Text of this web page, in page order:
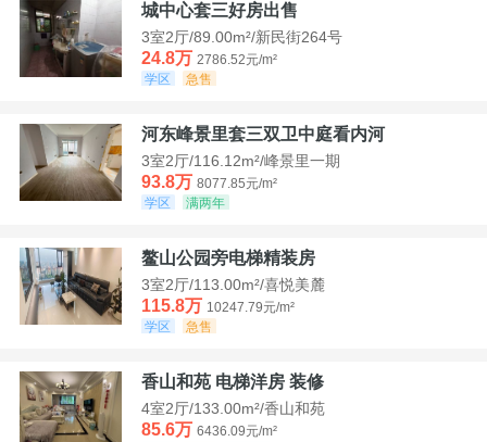
城中心套三好房出售
3室2厅/89.00m²/新民街264号
24.8万 2786.52元/m²
学区
急售
河东峰景里套三双卫中庭看内河
3室2厅/116.12m²/峰景里一期
93.8万 8077.85元/m²
学区
满两年
鳌山公园旁电梯精装房
3室2厅/113.00m²/喜悦美麓
115.8万 10247.79元/m²
学区
急售
香山和苑 电梯洋房 装修
4室2厅/133.00m²/香山和苑
85.6万 6436.09元/m²